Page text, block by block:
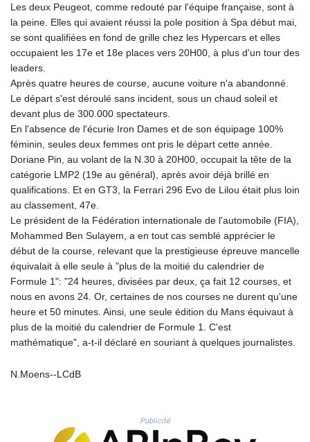
LTL 3.402947
LVL 0.697118
LYD 7.344833
MAD 10.750192
MGA 4953.772522
MKD 61.427977
MMK 2419.54797
MNT 4144.10128
MOP 9.310037
MRU 46.191483
MUR 54.096679
MVR 17.805023
MXN 19.839187
MYR 4.713377
MZN 73.654852
NAD 18.793287
NGN 1570.218621
NIO 42.399764
NOK 10.999988
NPR 175.441856
NZD 1.96294
PHP 70.070805
PKR 319.87712
Les deux Peugeot, comme redouté par l'équipe française, sont à
la peine. Elles qui avaient réussi la pole position à Spa début mai,
se sont qualifiées en fond de grille chez les Hypercars et elles
occupaient les 17e et 18e places vers 20H00, à plus d'un tour des
leaders.
Après quatre heures de course, aucune voiture n'a abandonné.
Le départ s'est déroulé sans incident, sous un chaud soleil et
devant plus de 300.000 spectateurs.
En l'absence de l'écurie Iron Dames et de son équipage 100%
féminin, seules deux femmes ont pris le départ cette année.
Doriane Pin, au volant de la N.30 à 20H00, occupait la tête de la
catégorie LMP2 (19e au général), après avoir déjà brillé en
qualifications. Et en GT3, la Ferrari 296 Evo de Lilou était plus loin
au classement, 47e.
Le président de la Fédération internationale de l'automobile (FIA),
Mohammed Ben Sulayem, a en tout cas semblé apprécier le
début de la course, relevant que la prestigieuse épreuve mancelle
équivalait à elle seule à "plus de la moitié du calendrier de
Formule 1": "24 heures, divisées par deux, ça fait 12 courses, et
nous en avons 24. Or, certaines de nos courses ne durent qu'une
heure et 50 minutes. Ainsi, une seule édition du Mans équivaut à
plus de la moitié du calendrier de Formule 1. C'est
mathématique", a-t-il déclaré en souriant à quelques journalistes.
N.Moens--LCdB
Publicité